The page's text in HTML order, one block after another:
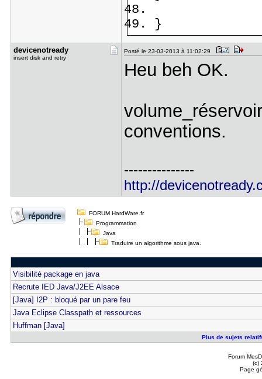
}
devicenotr​eady
insert disk and retry
Posté le 23-03-2013 à 11:02:29
Heu beh OK.
conventions.
---------------
http://
FORUM HardWare.fr
Programmation
Java
Traduire un algorithme sous java.
Visibilité package en java
Recrute IED Java/J2EE Alsace
[Java] I2P : bloqué par un pare feu
Java Eclipse Classpath et ressources
Huffman [Java]
Plus de sujets
Forum
(c)
Page